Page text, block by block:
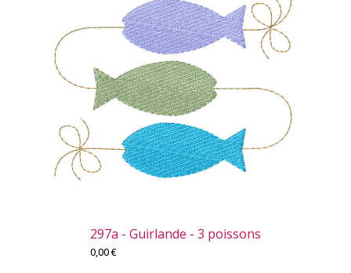
297a - Guirlande - 3 poissons
0,00€